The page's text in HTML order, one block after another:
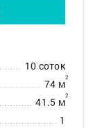
10 соток
74 м2
41.5 м2
1